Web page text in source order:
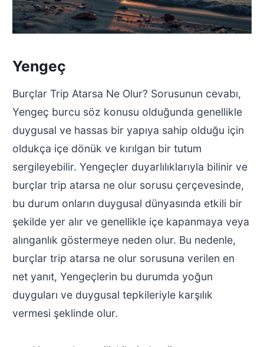
Yengeç
Burçlar Trip Atarsa Ne Olur? Sorusunun cevabı,
Yengeç burcu söz konusu olduğunda genellikle
duygusal ve hassas bir yapıya sahip olduğu için
oldukça içe dönük ve kırılgan bir tutum
sergileyebilir. Yengeçler duyarlılıklarıyla bilinir ve
burçlar trip atarsa ne olur sorusu çerçevesinde,
bu durum onların duygusal dünyasında etkili bir
şekilde yer alır ve genellikle içe kapanmaya veya
alınganlık göstermeye neden olur. Bu nedenle,
burçlar trip atarsa ne olur sorusuna verilen en
net yanıt, Yengeçlerin bu durumda yoğun
duyguları ve duygusal tepkileriyle karşılık
vermesi şeklinde olur.